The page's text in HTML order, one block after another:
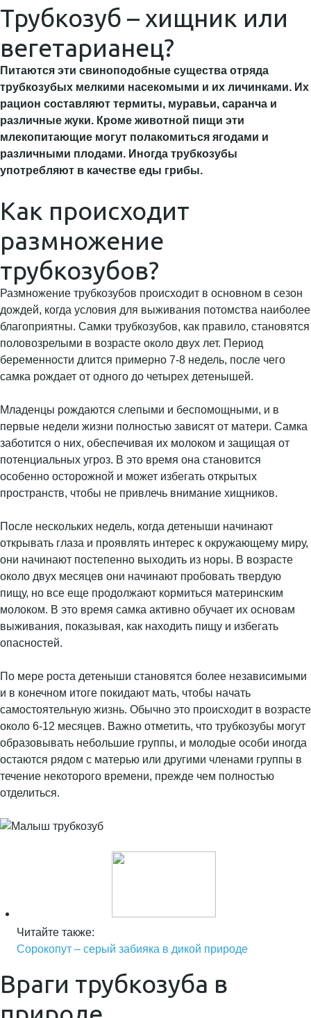
Трубкозуб – хищник или
вегетарианец?
Питаются эти свиноподобные существа отряда
трубкозубых мелкими насекомыми и их личинками. Их
рацион составляют термиты, муравьи, саранча и
различные жуки. Кроме животной пищи эти
млекопитающие могут полакомиться ягодами и
различными плодами. Иногда трубкозубы
употребляют в качестве еды грибы.
Как происходит
размножение
трубкозубов?
Размножение трубкозубов происходит в основном в сезон
дождей, когда условия для выживания потомства наиболее
благоприятны. Самки трубкозубов, как правило, становятся
половозрелыми в возрасте около двух лет. Период
беременности длится примерно 7-8 недель, после чего
самка рождает от одного до четырех детенышей.
Младенцы рождаются слепыми и беспомощными, и в
первые недели жизни полностью зависят от матери. Самка
заботится о них, обеспечивая их молоком и защищая от
потенциальных угроз. В это время она становится
особенно осторожной и может избегать открытых
пространств, чтобы не привлечь внимание хищников.
После нескольких недель, когда детеныши начинают
открывать глаза и проявлять интерес к окружающему миру,
они начинают постепенно выходить из норы. В возрасте
около двух месяцев они начинают пробовать твердую
пищу, но все еще продолжают кормиться материнским
молоком. В это время самка активно обучает их основам
выживания, показывая, как находить пищу и избегать
опасностей.
По мере роста детеныши становятся более независимыми
и в конечном итоге покидают мать, чтобы начать
самостоятельную жизнь. Обычно это происходит в возрасте
около 6-12 месяцев. Важно отметить, что трубкозубы могут
образовывать небольшие группы, и молодые особи иногда
остаются рядом с матерью или другими членами группы в
течение некоторого времени, прежде чем полностью
отделиться.
Читайте также:
Сорокопут – серый забияка в дикой природе
Враги трубкозуба в